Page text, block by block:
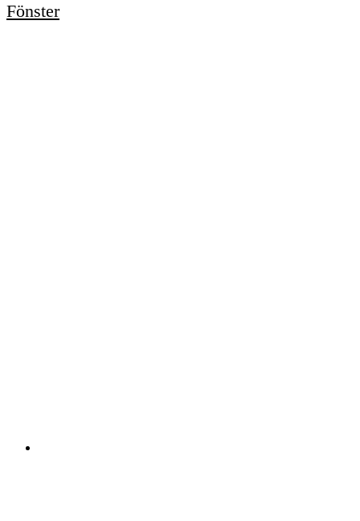
Fönster